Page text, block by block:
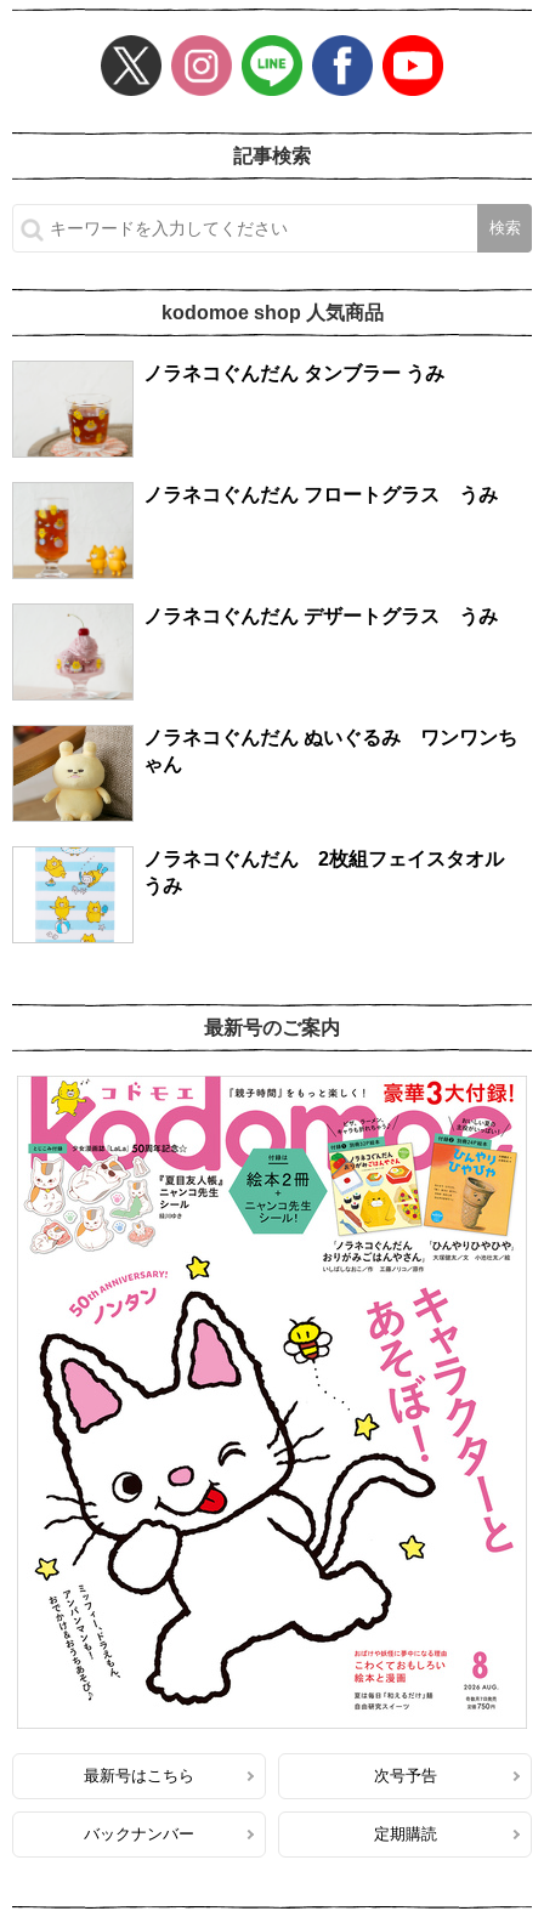
記事検索
kodomoe shop 人気商品
ノラネコぐんだん タンブラー うみ
ノラネコぐんだん フロートグラス うみ
ノラネコぐんだん デザートグラス うみ
ノラネコぐんだん ぬいぐるみ ワンワンち
ゃん
ノラネコぐんだん 2枚組フェイスタオル
うみ
最新号のご案内
最新号はこちら 次号予告
バックナンバー 定期購読